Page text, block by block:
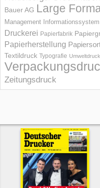
Bauer AG Large
Management Informations­system
Druckerei Papierfabrik
Papierherstellung
Textildruck Typografie
Zeitungsdruck